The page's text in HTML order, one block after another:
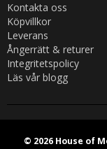
Kontakta oss
Köpvillkor
Leverans
Ångerrätt & returer
Integritetspolicy
Läs vår blogg
© 2026 House of